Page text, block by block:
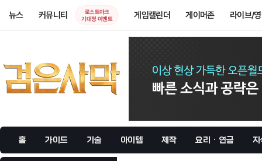
뉴스 커뮤니티
로스트아크
기대평 이벤트
게임캘린더 게이머존 라이브/
홈 가이드 기술 아이템 제작 요리 · 연금 지